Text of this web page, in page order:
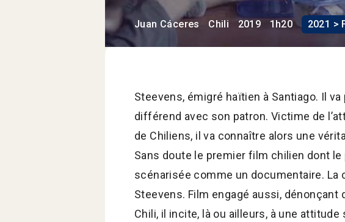
Juan Cáceres Chili 2019 1h20 2021 >
Steevens, émigré haïtien à Santiago. Il
différend avec son patron. Victime de
de Chiliens, il va connaître alors une
Sans doute le premier film chilien dont
scénarisée comme un documentaire. La
Steevens. Film engagé aussi,
Chili, il incite, là ou ailleurs, à une attitude